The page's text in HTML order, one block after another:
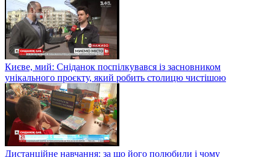
Києве, мий: Сніданок поспілкувався із засновником
унікального проєкту, який робить столицю чистішою
Дистанційне навчання: за що його полюбили і чому